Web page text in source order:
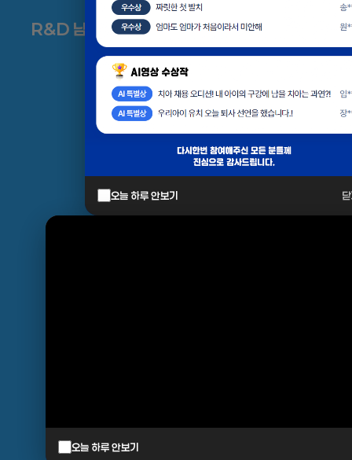
오늘 하루 안보기
오늘 하루 안보기
R&D 남방한계 최전선 천안